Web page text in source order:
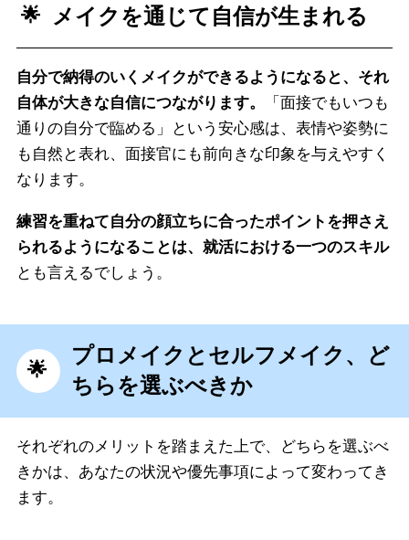
メイクを通じて自信が生まれる
自分で納得のいくメイクができるようになると、それ
自体が大きな自信につながります。
「面接でもいつも
通りの自分で臨める」という安心感は、表情や姿勢に
も自然と表れ、面接官にも前向きな印象を与えやすく
なります。
練習を重ねて自分の顔立ちに合ったポイントを押さえ
られるようになることは、就活における一つのスキル
とも言えるでしょう。
プロメイクとセルフメイク、ど
ちらを選ぶべきか
それぞれのメリットを踏まえた上で、どちらを選ぶべ
きかは、あなたの状況や優先事項によって変わってき
ます。